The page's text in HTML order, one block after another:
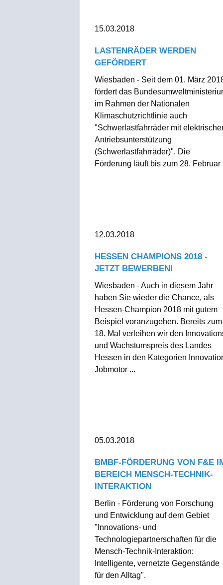
15.03.2018
LASTENRÄDER WERDEN
GEFÖRDERT
Wiesbaden - Seit dem 01. März
fördert das
im Rahmen der Nationalen
Klimaschutzrichtlinie auch
"Schwerlastfahrräder mit
Antriebsunterstützung
(Schwerlastfahrräder)". Die
Förderung läuft bis zum 28. Februar
12.03.2018
HESSEN CHAMPIONS 2018 -
JETZT BEWERBEN!
Wiesbaden - Auch in diesem Jahr
haben Sie wieder die Chance, als
Hessen-Champion 2018 mit gutem
Beispiel voranzugehen. Bereits zum
18. Mal verleihen wir den
und Wachstumspreis des Landes
Hessen in den Kategorien
Jobmotor ...
05.03.2018
BMBF-FÖRDERUNG VON F&E
BEREICH MENSCH-TECHNIK-
INTERAKTION
Berlin - Förderung von Forschung
und Entwicklung auf dem Gebiet
"Innovations- und
Technologiepartnerschaften für die
Mensch-Technik-Interaktion:
Intelligente, vernetzte Gegenstände
für den Alltag".